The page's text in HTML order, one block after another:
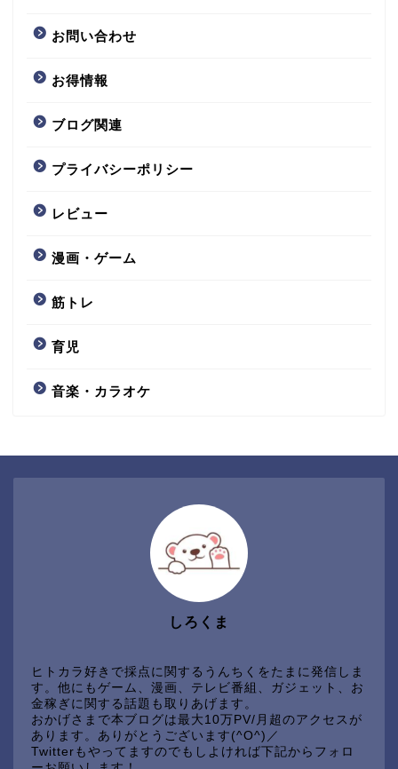
お問い合わせ
お得情報
ブログ関連
プライバシーポリシー
レビュー
漫画・ゲーム
筋トレ
育児
音楽・カラオケ
しろくま
ヒトカラ好きで採点に関するうんちくをたまに発信しま
す。他にもゲーム、漫画、テレビ番組、ガジェット、お
金稼ぎに関する話題も取りあげます。
おかげさまで本ブログは最大10万PV/月超のアクセスが
あります。ありがとうございます(^O^)／
Twitterもやってますのでもしよければ下記からフォロ